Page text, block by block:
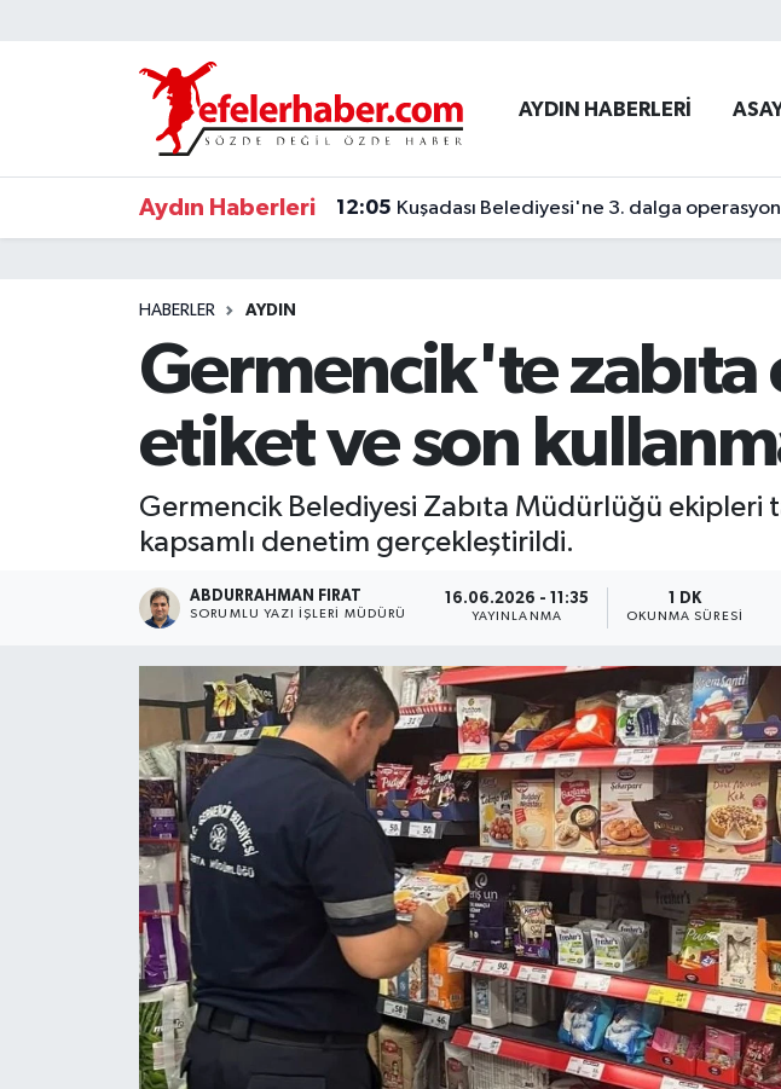
AYDIN HABERLERİ
Aydın Haberleri 12:05 Kuşadası Belediyesi'ne 3. dalga
HABERLER AYDIN
Germencik'te
etiket ve son
Germencik Belediyesi Zabıta Müdürlüğü
kapsamlı denetim gerçekleştirildi.
ABDURRAHMAN FIRAT
SORUMLU YAZI İŞLERI MÜDÜRÜ
16.06.2026 - 11:35
YAYINLANMA
1 DK
OKUNMA SÜRESI
Nöbetçi Eczaneler
Hava Durumu
Aydin Namaz Vakitleri
Süper Lig Puan Durumu ve Fikstür
Tüm Manşetler
Son Dakika Haberleri
Haber Arşivi